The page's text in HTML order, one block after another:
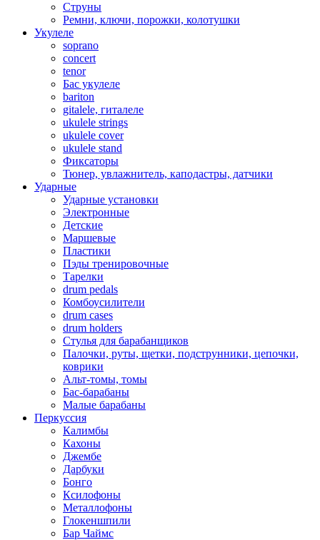
Струны
Ремни, ключи, порожки, колотушки
Укулеле
soprano
concert
tenor
Бас укулеле
bariton
gitalele, гиталеле
ukulele strings
ukulele cover
ukulele stand
Фиксаторы
Тюнер, увлажнитель, каподастры, датчики
Ударные
Ударные установки
Электронные
Детские
Маршевые
Пластики
Пэды тренировочные
Тарелки
drum pedals
Комбоусилители
drum cases
drum holders
Стулья для барабанщиков
Палочки, руты, щетки, подструнники, цепочки,
коврики
Альт-томы, томы
Бас-барабаны
Малые барабаны
Перкуссия
Калимбы
Кахоны
Джембе
Дарбуки
Бонго
Ксилофоны
Металлофоны
Глокеншпили
Бар Чаймс